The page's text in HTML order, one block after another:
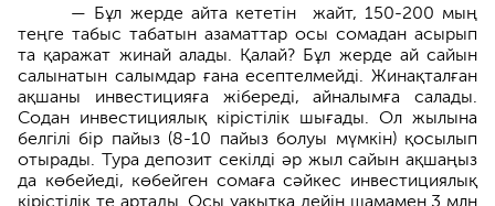
— Бұл жерде айта кететін жайт, 150-200 мың
теңге табыс табатын азамат­тар осы сомадан асырып
та қаражат жинай алады. Қалай? Бұл жерде ай сайын
салынатын салымдар ғана есептелмейді. Жинақталған
ақшаны инвестицияға жібереді, айнал­ымға салады.
Содан инвестициялық кірістілік шығады. Ол жылына
белгілі бір пайыз (8-10 пайыз болуы­ мүмкін) қосылып
отырады. Тура депозит секілді әр жыл сайын ақшаңыз
да көбейеді, көбейген сома­ға сәйкес инвестициялық
кірістілік те артады. Осы уақытқа дейін шамамен 3 млн